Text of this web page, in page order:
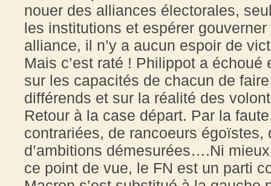
nouer des alliances électorales,
les institutions et espérer
alliance, il n’y a aucun espoir de
Mais c’est raté ! Philippot a
sur les capacités de chacun de
différends et sur la réalité des
Retour à la case départ. Par la
contrariées, de rancoeurs
d’ambitions démesurées….Ni
ce point de vue, le FN est un parti